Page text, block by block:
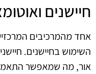
חיישנים
אחד מהמרכיבים
השימוש בחיישנים.
אור, מה שמאפשר